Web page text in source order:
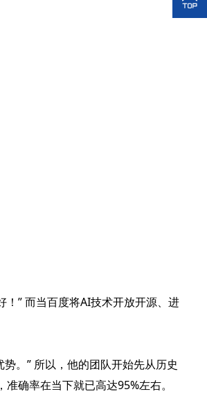
” 而当百度将AI技术开放开源、进
。” 所以，他的团队开始先从历史
确率在当下就已高达95%左右。